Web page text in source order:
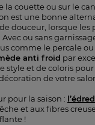
la couette ou sur le
est une bonne
douceur, lorsque les
ou sans
comme le percale
anti froid par
style et de coloris pour
de votre
pour la saison :
et aux fibres
!